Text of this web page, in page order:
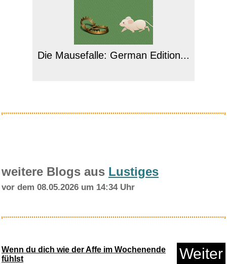
Die Mausefalle: German Edition...
weitere Blogs aus Lustiges
vor dem 08.05.2026 um 14:34 Uhr
Wenn du dich wie der Affe im Wochenende
fühlst
Weiter